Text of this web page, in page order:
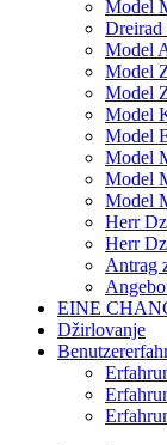
Model
Model
Model
Model
Model
Model
Model
Model
Model
Herr
Herr
Antrag
EINE
Džirlovanje